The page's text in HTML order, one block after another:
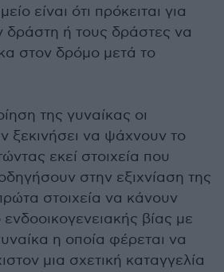
είναι ότι πρόκειται για
δράστη ή τους δράστες να
στον δρόμο μετά το
της γυναίκας οι
ξεκινήσει να ψάχνουν το
εκεί στοιχεία που
στην εξιχνίαση της
στοιχεία να κάνουν
ενδοοικογενειακής βίας με
η οποία φέρεται να
μια σχετική καταγγελία